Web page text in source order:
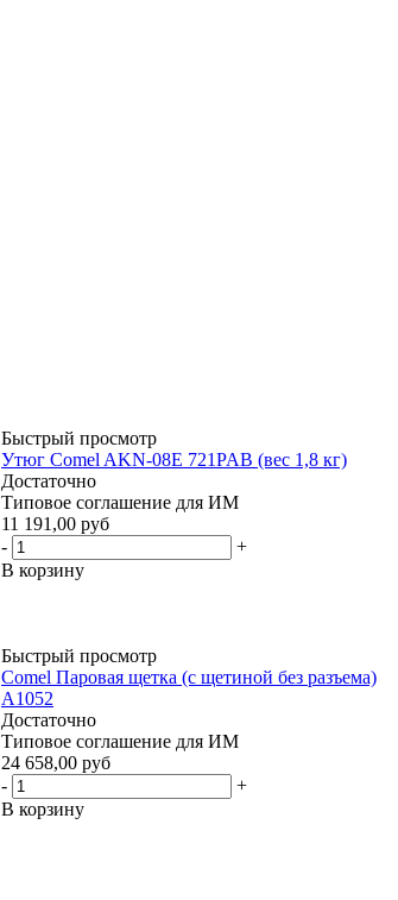
Быстрый просмотр
Утюг Comel AKN-08E 721PAB (вес 1,8 кг)
Достаточно
Типовое соглашение для ИМ
11 191,00 руб
-
+
В корзину
Быстрый просмотр
Comel Паровая щетка (с щетиной без разъема)
A1052
Достаточно
Типовое соглашение для ИМ
24 658,00 руб
-
+
В корзину